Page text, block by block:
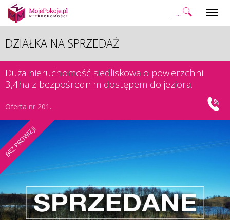
Szukaj
DZIAŁKA NA SPRZEDAŻ
Duża nieruchomość siedliskowa o powierzchni
3,4ha z bezpośrednim dostępem do jeziora.
Oferta nr 201.
BEZ PROWIZJI